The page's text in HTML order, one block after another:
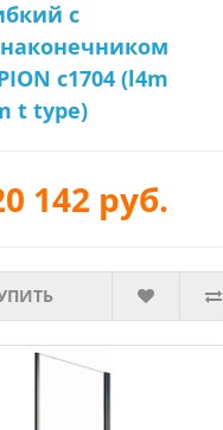
с
c1704 (l4m
t type)
142 руб.